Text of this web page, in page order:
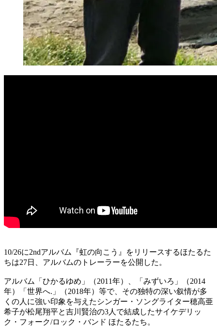
10/26に2ndアルバム『虹の向こう』をリリースするほたるた
ちは27日、アルバムのトレーラーを公開した。
アルバム「ひかるゆめ」（2011年）、「みずいろ」（2014
年）「世界へ.」（2018年）等で、その独特の深い叙情が多
くの人に強い印象を与えたシンガー・ソングライター穂高亜
希子が松尾翔平と吉川賢治の3人で結成したサイケデリッ
ク・フォーク/ロック・バンド ほたるたち。